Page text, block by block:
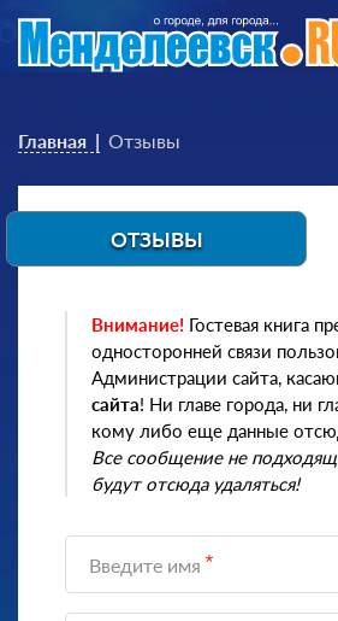
Главная Отзывы
ОТЗЫВЫ
Внимание! Гостевая книга
односторонней связи
Администрации сайта,
сайта! Ни главе города, ни
кому либо еще данные
Все сообщение не
будут отсюда удаляться!
Введите имя